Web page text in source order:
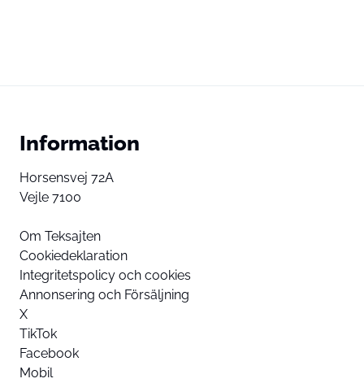
Information
Horsensvej 72A
Vejle 7100
Om Teksajten
Cookiedeklaration
Integritetspolicy och cookies
Annonsering och Försäljning
X
TikTok
Facebook
Mobil